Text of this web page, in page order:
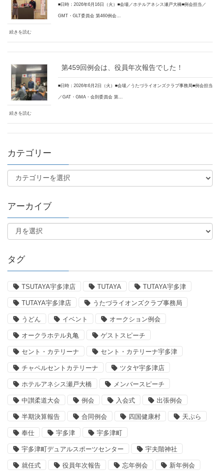
■日時：2026年6月16日（火）■会場／ホテルアネシス瀬戸大橋■例会担当／
GMT・GLT委員会 第460例会…
続きを読む
第459回例会は、役員年次報告でした！
■日時：2026年6月2日（火）■会場／うたづライオンズクラブ事務局■例会担当
／GAT・GMA・会則委員会 第…
続きを読む
カテゴリー
アーカイブ
タグ
TSUTAYA宇多津店 TUTAYA TUTAYA宇多津
TUTAYA宇多津店 うたづライオンズクラブ事務局
うどん イベント オークション例会
オークラホテル丸亀 ゲストスピーチ
セント・カテリーナ セント・カテリーナ宇多津
チャペルセントカテリーナ ツタヤ宇多津店
ホテルアネシス瀬戸大橋 メンバースピーチ
中讃柔道大会 例会 入会式 出張例会
半期決算報告 合同例会 四国健康村 天ぷら
奉仕 宇多津 宇多津町
宇多津町デュアルスポーツセンター 宇夫階神社
就任式 役員年次報告 忘年例会 新年例会